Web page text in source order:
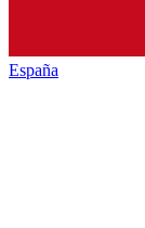
España